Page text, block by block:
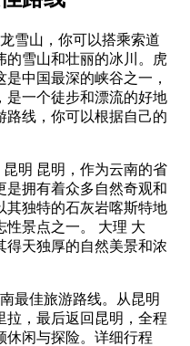
雪山，你可以搭乘索道
的雪山和壮丽的冰川。虎
中国最深的峡谷之一，
是一个徒步和漂流的好地
路线，你可以根据自己的
明 昆明，作为云南的省
是拥有着众多自然奇观和
其独特的石灰岩喀斯特地
性景点之一。 大理 大
得天独厚的自然美景和浓
最佳旅游路线。从昆明
拉，最后返回昆明，全程
休闲与探险。详细行程